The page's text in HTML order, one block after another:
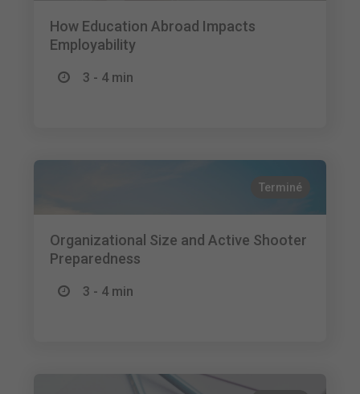
How Education Abroad Impacts
Employability
3 - 4 min
Terminé
Organizational Size and Active Shooter
Preparedness
3 - 4 min